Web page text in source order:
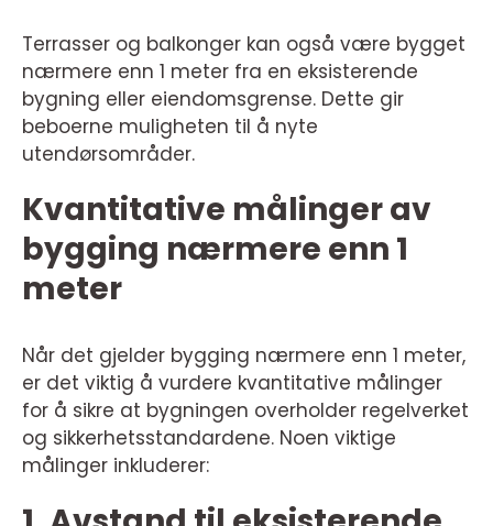
Terrasser og balkonger kan også være bygget
nærmere enn 1 meter fra en eksisterende
bygning eller eiendomsgrense. Dette gir
beboerne muligheten til å nyte
utendørsområder.
Kvantitative målinger av
bygging nærmere enn 1
meter
Når det gjelder bygging nærmere enn 1 meter,
er det viktig å vurdere kvantitative målinger
for å sikre at bygningen overholder regelverket
og sikkerhetsstandardene. Noen viktige
målinger inkluderer: